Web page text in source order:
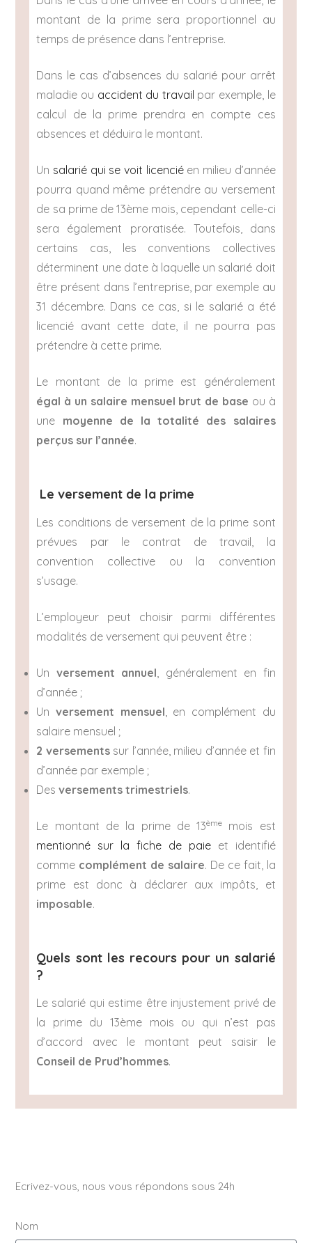
montant de la prime sera proportionnel au
temps de présence dans l’entreprise.
Dans le cas d’absences du salarié pour arrêt
maladie ou accident du travail par exemple, le
calcul de la prime prendra en compte ces
absences et déduira le montant.
Un salarié qui se voit licenciéen milieu d’année
pourra quand même prétendre au versement
de sa prime de 13ème mois, cependant celle-ci
sera également proratisée. Toutefois, dans
certains cas, les conventions collectives
déterminent une date à laquelle un salarié doit
être présent dans l’entreprise, par exemple au
31 décembre. Dans ce cas, si le salarié a été
licencié avant cette date, il ne pourra pas
prétendre à cette prime.
Le montant de la prime est généralement
égal à un salaire mensuel brut de base ou à
une moyenne de la totalité des salaires
perçus sur l’année.
Le versement de la prime
Les conditions de versement de la prime sont
prévues par le contrat de travail, la
convention collective ou la convention
s’usage.
L’employeur peut choisir parmi différentes
modalités de versement qui peuvent être :
Un versement annuel , généralement en fin
d’année ;
Unversement mensuel , en complément du
salaire mensuel ;
2 versements sur l’année, milieu d’année et fin
d’année par exemple ;
Desversements trimestriels.
Le montant de la prime de 13ème
mois est
mentionné sur la fiche de paieet identifié
comme complément de salaire. De ce fait, la
prime est donc à déclarer aux impôts, et
imposable.
Quels sont les recours pour un salarié
?
Le salarié qui estime être injustement privé de
la prime du 13ème mois ou qui n’est pas
d’accord avec le montant peut saisir le
Conseil de Prud’hommes.
Ecrivez-vous, nous vous répondons sous 24h
Nom